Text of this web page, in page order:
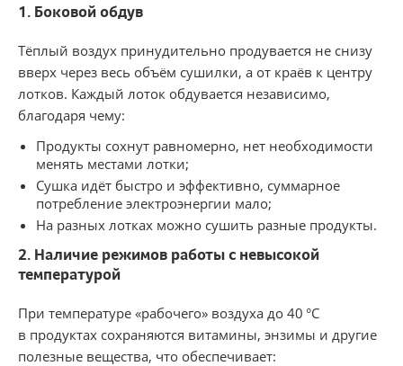
1. Боковой обдув
Тёплый воздух принудительно продувается не снизу
вверх через весь объём сушилки, а от краёв к центру
лотков. Каждый лоток обдувается независимо,
благодаря чему:
Продукты сохнут равномерно, нет необходимости
менять местами лотки;
Сушка идёт быстро и эффективно, суммарное
потребление электроэнергии мало;
На разных лотках можно сушить разные продукты.
2. Наличие режимов работы с невысокой
температурой
При температуре «рабочего» воздуха до 40 °С
в продуктах сохраняются витамины, энзимы и другие
полезные вещества, что обеспечивает: